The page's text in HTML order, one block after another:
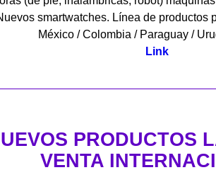
smartwatches. Línea de productos
México / Colombia / Paraguay /
Link
PRODUCTOS
VENTA